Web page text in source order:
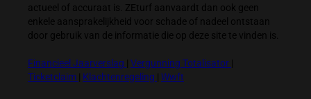
actueel of accuraat is. ZEturf aanvaardt dan ook geen
enkele aansprakelijkheid voor schade of nadeel ontstaan
door gebruik van de informatie die op deze site te vinden is.
Financieel Jaarverslag Vergunning Totalisator
Ticketclaim
Klachtenregeling Wwft